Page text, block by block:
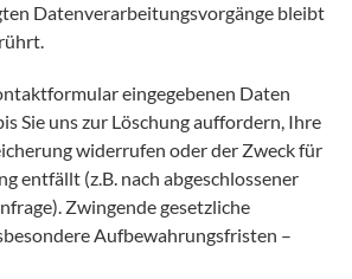
Datenverarbeitungsvorgänge bleibt
eingegebenen Daten
Sie uns zur Löschung auffordern, Ihre
widerrufen oder der Zweck für
entfällt (z.B. nach abgeschlossener
Zwingende gesetzliche
Aufbewahrungsfristen –